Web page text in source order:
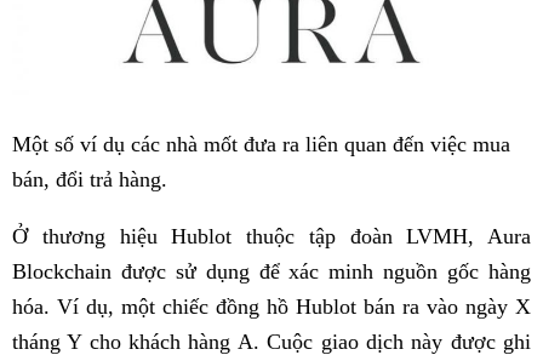
Một số ví dụ các nhà mốt đưa ra liên quan đến việc mua
bán, đổi trả hàng.
Ở thương hiệu Hublot thuộc tập đoàn LVMH, Aura
Blockchain được sử dụng để xác minh nguồn gốc hàng
hóa. Ví dụ, một chiếc đồng hồ Hublot bán ra vào ngày X
tháng Y cho khách hàng A. Cuộc giao dịch này được ghi